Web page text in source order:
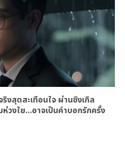
งสุดสะเทือนใจ ผ่านซิงเกิล
ห่วงใย…อาจเป็นคำบอกรักครั้ง